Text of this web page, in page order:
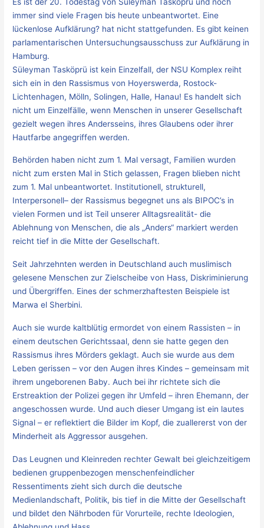
immer sind viele Fragen bis heute unbeantwortet. Eine
lückenlose Aufklärung? hat nicht stattgefunden. Es gibt keinen
parlamentarischen Untersuchungsausschuss zur Aufklärung in
Hamburg.
Süleyman Tasköprü ist kein Einzelfall, der NSU Komplex reiht
sich ein in den Rassismus von Hoyerswerda, Rostock-
Lichtenhagen, Mölln, Solingen, Halle, Hanau! Es handelt sich
nicht um Einzelfälle, wenn Menschen in unserer Gesellschaft
gezielt wegen ihres Andersseins, ihres Glaubens oder ihrer
Hautfarbe angegriffen werden.
Behörden haben nicht zum 1. Mal versagt, Familien wurden
nicht zum ersten Mal in Stich gelassen, Fragen blieben nicht
zum 1. Mal unbeantwortet. Institutionell, strukturell,
Interpersonell– der Rassismus begegnet uns als BIPOC’s in
vielen Formen und ist Teil unserer Alltagsrealität- die
Ablehnung von Menschen, die als „Anders“ markiert werden
reicht tief in die Mitte der Gesellschaft.
Seit Jahrzehnten werden in Deutschland auch muslimisch
gelesene Menschen zur Zielscheibe von Hass, Diskriminierung
und Übergriffen. Eines der schmerzhaftesten Beispiele ist
Marwa el Sherbini.
Auch sie wurde kaltblütig ermordet von einem Rassisten – in
einem deutschen Gerichtssaal, denn sie hatte gegen den
Rassismus ihres Mörders geklagt. Auch sie wurde aus dem
Leben gerissen – vor den Augen ihres Kindes – gemeinsam mit
ihrem ungeborenen Baby. Auch bei ihr richtete sich die
Erstreaktion der Polizei gegen ihr Umfeld – ihren Ehemann, der
angeschossen wurde. Und auch dieser Umgang ist ein lautes
Signal – er reflektiert die Bilder im Kopf, die zuallererst von der
Minderheit als Aggressor ausgehen.
Das Leugnen und Kleinreden rechter Gewalt bei gleichzeitigem
bedienen gruppenbezogen menschenfeindlicher
Ressentiments zieht sich durch die deutsche
Medienlandschaft, Politik, bis tief in die Mitte der Gesellschaft
und bildet den Nährboden für Vorurteile, rechte Ideologien,